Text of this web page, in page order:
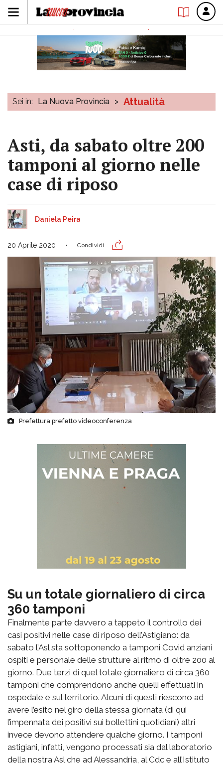
Sei in: La Nuova Provincia > Attualità
Asti, da sabato oltre 200
tamponi al giorno nelle
case di riposo
Daniela Peira
20 Aprile 2020 Condividi
Prefettura prefetto videoconferenza
Su un totale giornaliero di circa
360 tamponi
Finalmente parte davvero a tappeto il controllo dei
casi positivi nelle case di riposo dell’Astigiano: da
sabato l’Asl sta sottoponendo a tamponi Covid anziani
ospiti e personale delle strutture al ritmo di oltre 200 al
giorno. Due terzi di quel totale giornaliero di circa 360
tamponi che comprendono anche quelli effettuati in
ospedale e sul territorio. Alcuni di questi riescono ad
avere l’esito nel giro della stessa giornata (di qui
l’impennata dei positivi sui bollettini quotidiani) altri
invece devono attendere qualche giorno. I tamponi
astigiani, infatti, vengono processati sia dal laboratorio
della nostra Asl che ad Alessandria, al Cdc e all’Istituto